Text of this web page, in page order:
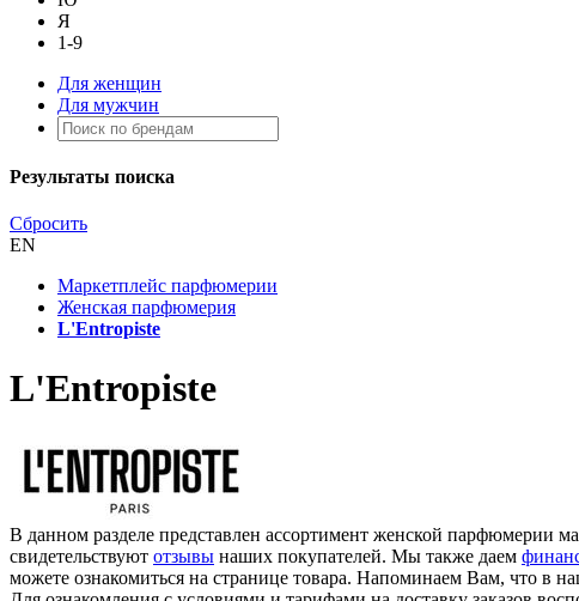
Я
1-9
Для женщин
Для мужчин
Результаты поиска
Сбросить
EN
Маркетплейс парфюмерии
Женская парфюмерия
L'Entropiste
L'Entropiste
В данном разделе представлен ассортимент женской парфюмерии
свидетельствуют отзывы наших покупателей. Мы также даем
можете ознакомиться на странице товара. Напоминаем Вам, что в